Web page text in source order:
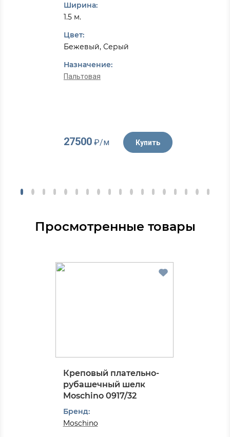
Ширина:
1.5 м.
Цвет:
Бежевый, Серый
Назначение:
Пальтовая
27500₽/м Купить
Просмотренные товары
Креповый плательно-
рубашечный шелк
Moschino 0917/32
Бренд:
Moschino